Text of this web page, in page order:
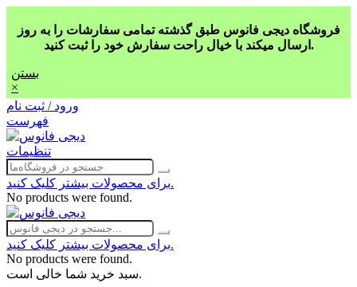
فروشگاه دیجی فانوس طبق گذشته تمامی سفارشات را به روز
ارسال میکند با خیال راحت سفارش خود را ثبت کنید.
بستن
×
ورود / ثبت نام
فهرست
تنظیمات
برای محصولات بیشتر کلیک کنید.
No products were found.
برای محصولات بیشتر کلیک کنید.
No products were found.
سبد خرید شما خالی است.